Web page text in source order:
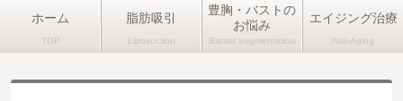
ホーム 脂肪吸引
豊胸・バストの
お悩み
エイジング治療